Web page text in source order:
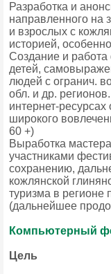
Разработка и
направленного на
и взрослых с
историей,
Создание и
детей,
людей с огранич.
обл. и др.
интернет-
широкого
60 +)
Выработка
участниками
сохранению,
кожлянской
туризма в регионе
(дальнейшее
Компьютерный
Цель